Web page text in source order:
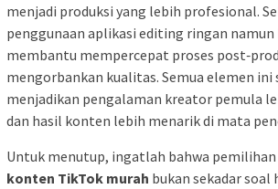
menjadi produksi yang lebih profesional.
penggunaan aplikasi editing ringan
membantu mempercepat proses
mengorbankan kualitas. Semua elemen
menjadikan pengalaman kreator pemula
dan hasil konten lebih menarik di mata
Untuk menutup, ingatlah bahwa pemilihan
konten TikTok murah bukan sekadar soal